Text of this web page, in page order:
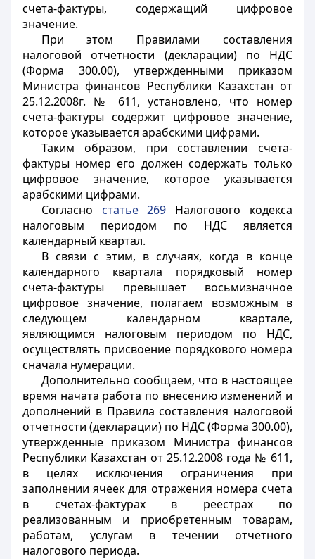
счета-фактуры, содержащий цифровое
значение.
При этом Правилами составления
налоговой отчетности (декларации) по НДС
(Форма 300.00), утвержденными приказом
Министра финансов Республики Казахстан от
25.12.2008г. № 611, установлено, что номер
счета-фактуры содержит цифровое значение,
которое указывается арабскими цифрами.
Таким образом, при составлении счета-
фактуры номер его должен содержать только
цифровое значение, которое указывается
арабскими цифрами.
Согласно статье 269 Налогового кодекса
налоговым периодом по НДС является
календарный квартал.
В связи с этим, в случаях, когда в конце
календарного квартала порядковый номер
счета-фактуры превышает восьмизначное
цифровое значение, полагаем возможным в
следующем календарном квартале,
являющимся налоговым периодом по НДС,
осуществлять присвоение порядкового номера
сначала нумерации.
Дополнительно сообщаем, что в настоящее
время начата работа по внесению изменений и
дополнений в Правила составления налоговой
отчетности (декларации) по НДС (Форма 300.00),
утвержденные приказом Министра финансов
Республики Казахстан от 25.12.2008 года № 611,
в целях исключения ограничения при
заполнении ячеек для отражения номера счета
в счетах-фактурах в реестрах по
реализованным и приобретенным товарам,
работам, услугам в течении отчетного
налогового периода.